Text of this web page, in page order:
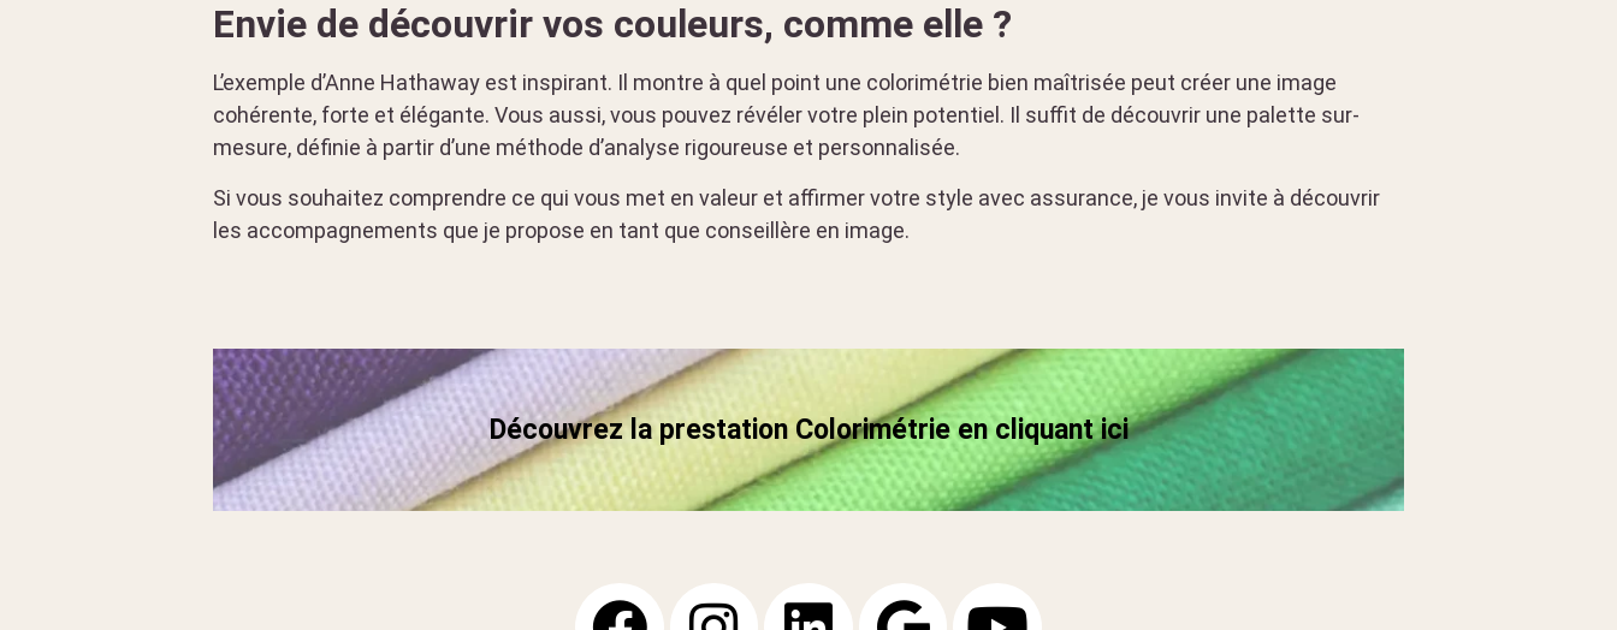
Envie de découvrir vos couleurs, comme elle ?
L’exemple d’Anne Hathaway est inspirant. Il montre à quel point une colorimétrie bien maîtrisée peut créer une image
cohérente, forte et élégante. Vous aussi, vous pouvez révéler votre plein potentiel. Il suffit de découvrir une palette sur-
mesure, définie à partir d’une méthode d’analyse rigoureuse et personnalisée.
Si vous souhaitez comprendre ce qui vous met en valeur et affirmer votre style avec assurance, je vous invite à découvrir
les accompagnements que je propose en tant que conseillère en image.
Découvrez la prestation Colorimétrie en cliquant ici